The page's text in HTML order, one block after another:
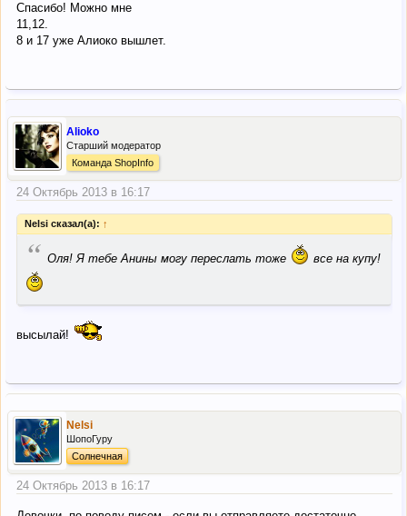
Спасибо! Можно мне
11,12.
8 и 17 уже Алиоко вышлет.
Alioko
Старший модератор
Команда ShopInfo
24 Октябрь 2013 в 16:17
Nelsi сказал(а): ↑
“ Оля! Я тебе Анины могу переслать тоже все на купу!
высылай!
Nelsi
ШопоГуру
Солнечная
24 Октябрь 2013 в 16:17